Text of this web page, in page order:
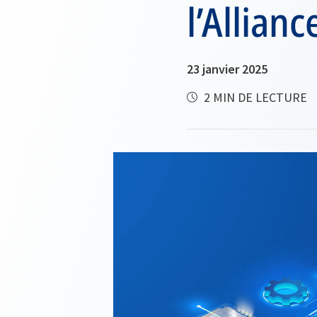
23 janvier 2025
2 MIN DE LECTURE